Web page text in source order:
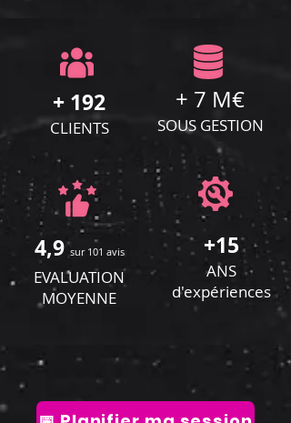
+ 192
CLIENTS
+ 7 M€
SOUS GESTION
4,9 sur 101 avis
EVALUATION
MOYENNE
+15
ANS
d'expériences